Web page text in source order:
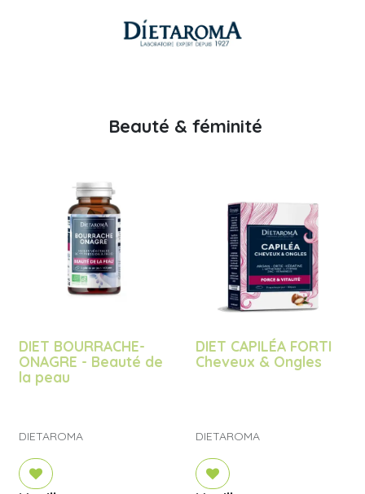
Beauté & féminité
DIET BOURRACHE-
ONAGRE - Beauté de
la peau
DIETAROMA
DIET CAPILÉA FORTI
Cheveux & Ongles
DIETAROMA